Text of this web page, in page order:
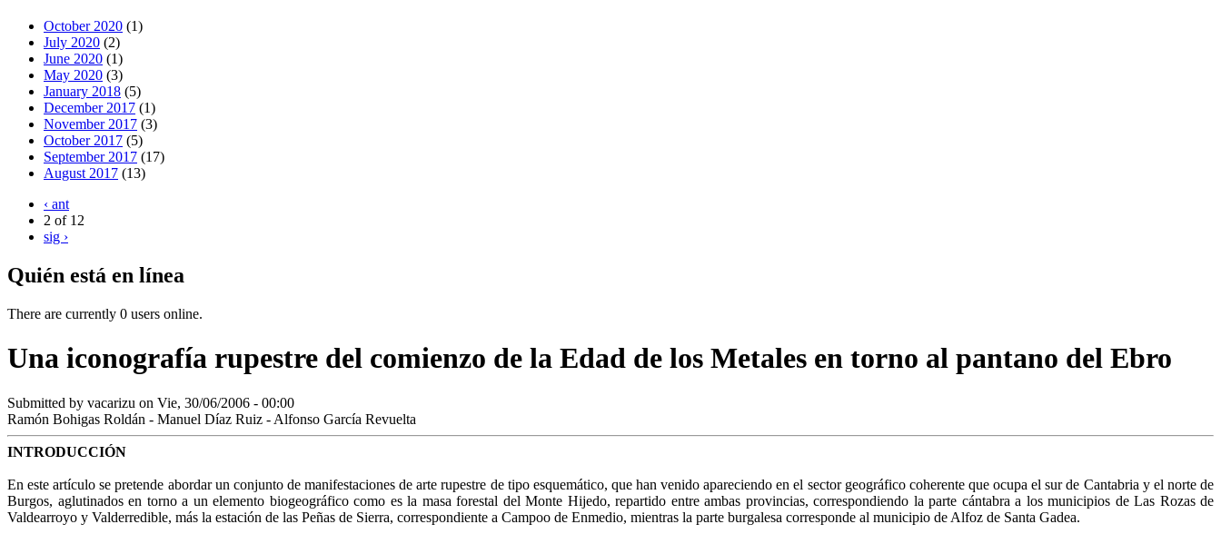
October 2020 (1)
July 2020 (2)
June 2020 (1)
May 2020 (3)
January 2018 (5)
December 2017 (1)
November 2017 (3)
October 2017 (5)
September 2017 (17)
August 2017 (13)
‹ ant
2 of 12
sig ›
Quién está en línea
There are currently 0 users online.
Una iconografía rupestre del comienzo de la Edad de los Metales en torno al pantano del Ebro
Submitted by vacarizu on Vie, 30/06/2006 - 00:00
Ramón Bohigas Roldán - Manuel Díaz Ruiz - Alfonso García Revuelta
INTRODUCCIÓN
En este artículo se pretende abordar un conjunto de manifestaciones de arte rupestre de tipo esque­mático, que han venido apareciendo en el sector geográfico coherente que ocupa el sur de Cantabria y el norte de
Burgos, aglutinados en torno a un elemento biogeográfico como es la masa forestal del Monte Hijedo, repartido entre am­bas provincias, correspondiendo la parte cántabra a los munici­pios de Las Rozas de
Valdearroyo y Valderredible, más la esta­ción de las Peñas de Sierra, correspondiente a Campoo de Enmedio, mientras la parte burgalesa corresponde al municipio de Alfoz de Santa Gadea.